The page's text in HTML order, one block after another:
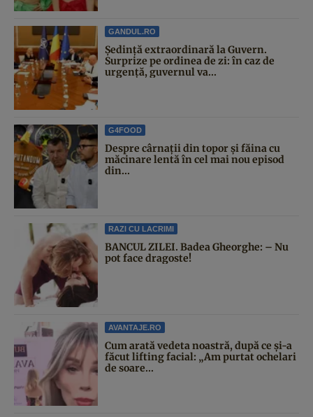
GANDUL.RO
Şedinţă extraordinară la Guvern.
Surprize pe ordinea de zi: în caz de
urgență, guvernul va...
G4FOOD
Despre cârnații din topor și făina cu
măcinare lentă în cel mai nou episod
din...
RAZI CU LACRIMI
BANCUL ZILEI. Badea Gheorghe: – Nu
pot face dragoste!
AVANTAJE.RO
Cum arată vedeta noastră, după ce și-a
făcut lifting facial: „Am purtat ochelari
de soare...